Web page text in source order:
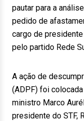
pautar para a
pedido de
cargo de
pelo partido Rede
A ação de
(ADPF) foi
ministro Marco
presidente do STF,